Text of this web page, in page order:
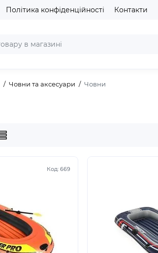
Політика конфіденційності Контакти
Човни та аксесуари Човни
Код: 669